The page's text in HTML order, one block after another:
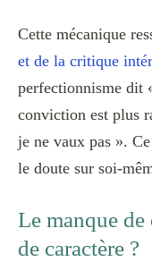
Cette mécanique
et de la critique
perfectionnisme dit
conviction est plus
je ne vaux pas ».
le doute sur soi-
Le manque
de caractère ?